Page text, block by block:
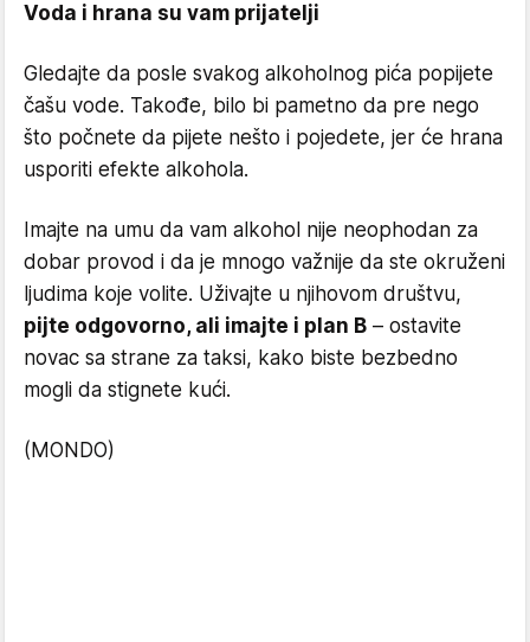
Voda i hrana su vam prijatelji
Gledajte da posle svakog alkoholnog pića popijete
čašu vode. Takođe, bilo bi pametno da pre nego
što počnete da pijete nešto i pojedete, jer će hrana
usporiti efekte alkohola.
Imajte na umu da vam alkohol nije neophodan za
dobar provod i da je mnogo važnije da ste okruženi
ljudima koje volite. Uživajte u njihovom društvu,
pijte odgovorno, ali imajte i plan B – ostavite
novac sa strane za taksi, kako biste bezbedno
mogli da stignete kući.
(MONDO)